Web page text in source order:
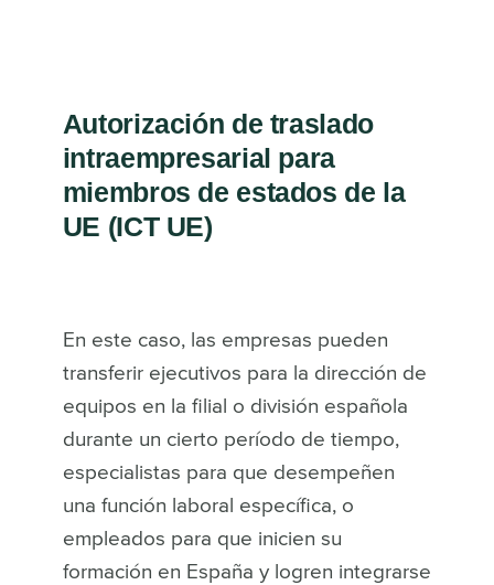
Autorización de traslado
intraempresarial para
miembros de estados de la
UE (ICT UE)
En este caso, las empresas pueden
transferir ejecutivos para la dirección de
equipos en la filial o división española
durante un cierto período de tiempo,
especialistas para que desempeñen
una función laboral específica, o
empleados para que inicien su
formación en España y logren integrarse